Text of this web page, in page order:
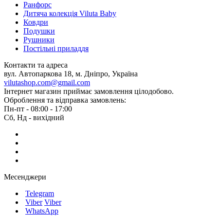
Ранфорс
Дитяча колекція Viluta Baby
Ковдри
Подушки
Рушники
Постільні приладдя
Контакти та адреса
вул. Автопаркова 18, м. Дніпро, Україна
vilutashop.com@gmail.com
Інтернет магазин приймає замовлення цілодобово.
Оброблення та відправка замовлень:
Пн-пт - 08:00 - 17:00
Сб, Нд - вихідний
Месенджери
Telegram
Viber Viber
WhatsApp